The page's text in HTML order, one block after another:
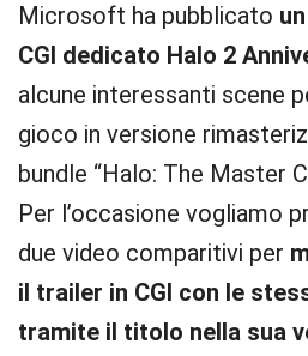
Microsoft ha pubblicato
CGI dedicato Halo 2
alcune interessanti scene
gioco in versione
bundle “Halo: The Master
Per l’occasione vogliamo
due video comparitivi per
il trailer in CGI con le
tramite il titolo nella sua